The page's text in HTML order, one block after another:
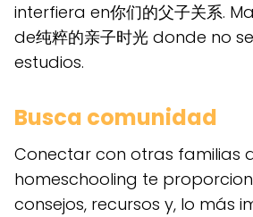
interfiera en你们的父子关系.
de纯粹的亲子时光 donde no
estudios.
Busca comunidad
Conectar con otras familias
homeschooling te
consejos, recursos y, lo más